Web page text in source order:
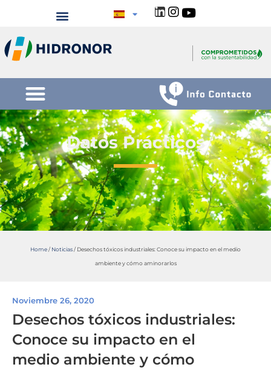
Datos Prácticos
Home/ Noticias/ Desechos tóxicos industriales: Conoce su impacto en el medio
ambiente y cómo aminorarlos
Noviembre 26, 2020
Desechos tóxicos industriales:
Conoce su impacto en el
medio ambiente y cómo